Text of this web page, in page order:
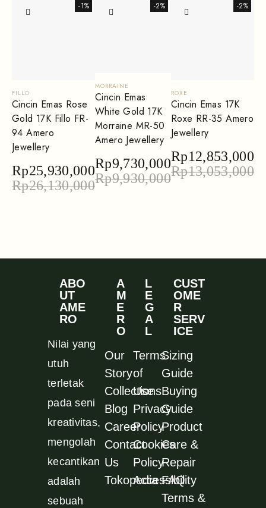
-1%
FILLO
Cincin Emas Rose
Gold 17K Fillo FR-
94 Amero
Jewellery
Rp26,130,000
Rp25,930,000
-2%
MORRAINE
Cincin Emas
White Gold 17K
Morraine MR-50
Amero Jewellery
Rp9,930,000
Rp9,730,000
-2%
ROXE
Cincin Emas 17K
Roxe RR-35 Amero
Jewellery
Rp13,053,000
Rp12,853,000
ABO
UT
AME
RO
Nilai yang
utuh
terletak
pada seni
kreativitas,
mengolah
kecantikan
adalah
sebuah
A
M
E
R
O
Our
Story
Collections
Blog
Career
Contact
Us
Tokopedia
L
E
G
A
L
Terms
of
Use
Privacy
Policy
Cookies
Policy
Accessibility
CUST
OME
R
SERV
ICE
Sizing
Guide
Buying
Guide
Product
Care &
Repair
FAQ
Terms &